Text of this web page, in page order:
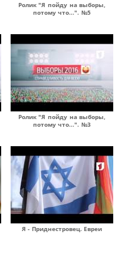
Ролик "Я пойду на выборы,
потому что...". №5
Ролик "Я пойду на выборы,
потому что...". №3
Я - Приднестровец. Евреи